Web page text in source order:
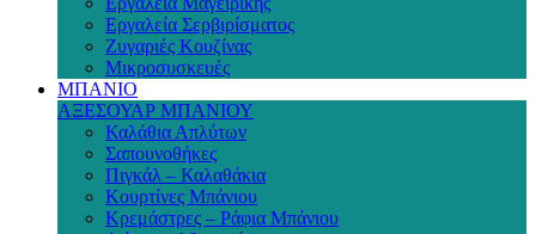
Εργαλεία Σερβιρίσματος
Ζυγαριές Κουζίνας
Μικροσυσκευές
ΜΠΑΝΙΟ
ΑΞΕΣΟΥΑΡ ΜΠΑΝΙΟΥ
Καλάθια Απλύτων
Σαπουνοθήκες
Πιγκάλ – Καλαθάκια
Κουρτίνες Μπάνιου
Κρεμάστρες – Ράφια Μπάνιου